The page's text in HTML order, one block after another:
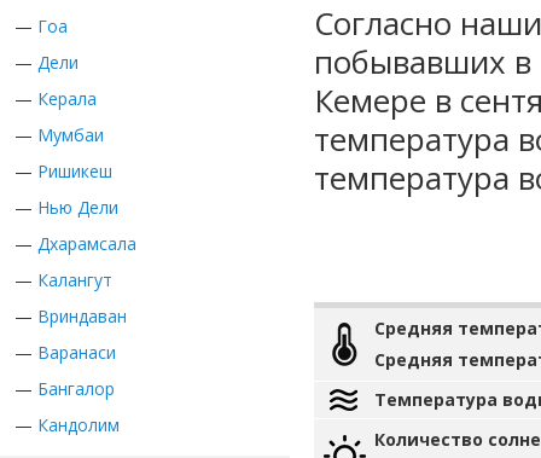
— Гоа
— Дели
— Керала
— Мумбаи
— Ришикеш
— Нью Дели
— Дхарамсала
— Калангут
— Вриндаван
— Варанаси
— Бангалор
— Кандолим
Согласно
побывавших в
Кемере в
температура
температура
Средняя
Средняя
Температура
Количество